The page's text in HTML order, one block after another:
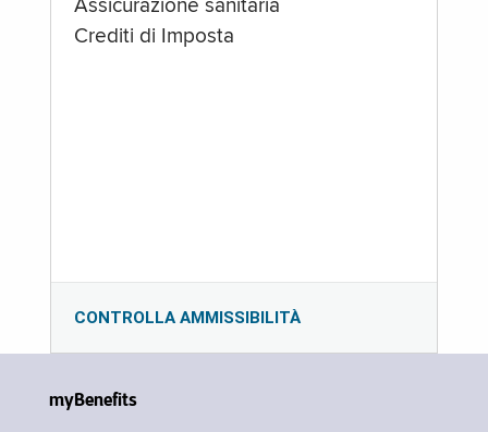
Assicurazione sanitaria
Crediti di Imposta
CONTROLLA AMMISSIBILITÀ
myBenefits